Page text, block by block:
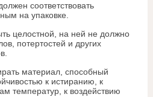
соответствовать
на упаковке.
целостной, на ней не должно
потертостей и других
материал, способный
к истиранию, к
температур, к воздействию